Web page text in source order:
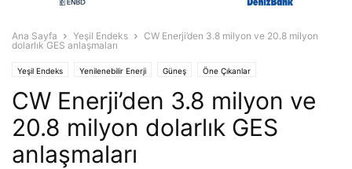
Ana Sayfa Yeşil Endeks
CW Enerji’den 3.8 milyon ve 20.8 milyon
dolarlık GES anlaşmaları
Yeşil Endeks Yenilenebilir Enerji Güneş Öne Çıkanlar
CW Enerji’den 3.8 milyon ve
20.8 milyon dolarlık GES
anlaşmaları